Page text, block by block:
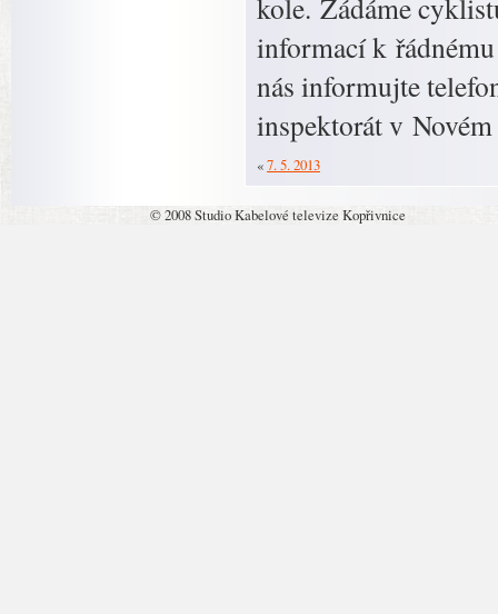
kole. Žádáme
informací k
nás informujte
inspektorát v
«7. 5. 2013
© 2008 Studio Kabelové televize Kopřivnice